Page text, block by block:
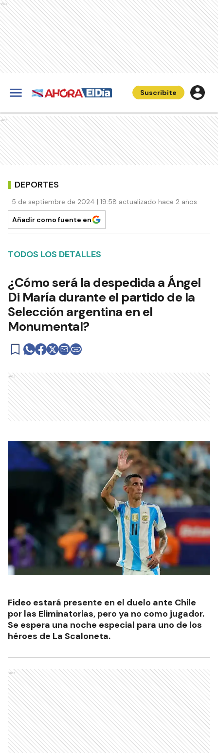
Ads
Suscribite
Ads
DEPORTES
5 de septiembre de 2024 | 19:58 actualizado hace 2 años
Añadir como fuente en
TODOS LOS DETALLES
¿Cómo será la despedida a Ángel
Di María durante el partido de la
Selección argentina en el
Monumental?
Ads
Fideo estará presente en el duelo ante Chile
por las Eliminatorias, pero ya no como jugador.
Se espera una noche especial para uno de los
héroes de La Scaloneta.
Ads